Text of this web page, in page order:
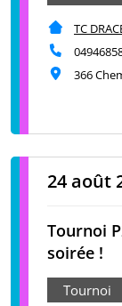
TC
366
24 août
Tournoi
soirée !
Tournoi